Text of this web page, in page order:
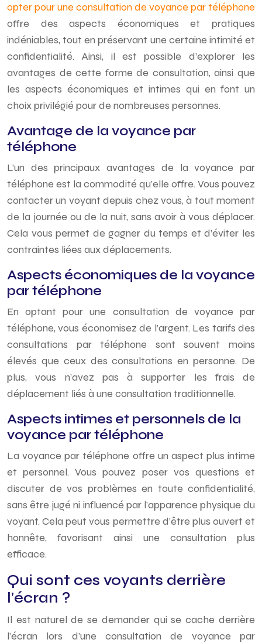
opter pour une consultation de voyance par téléphone
offre des aspects économiques et pratiques
indéniables, tout en préservant une certaine intimité et
confidentialité. Ainsi, il est possible d’explorer les
avantages de cette forme de consultation, ainsi que
les aspects économiques et intimes qui en font un
choix privilégié pour de nombreuses personnes.
Avantage de la voyance par
téléphone
L’un des principaux avantages de la voyance par
téléphone est la commodité qu’elle offre. Vous pouvez
contacter un voyant depuis chez vous, à tout moment
de la journée ou de la nuit, sans avoir à vous déplacer.
Cela vous permet de gagner du temps et d’éviter les
contraintes liées aux déplacements.
Aspects économiques de la voyance
par téléphone
En optant pour une consultation de voyance par
téléphone, vous économisez de l’argent. Les tarifs des
consultations par téléphone sont souvent moins
élevés que ceux des consultations en personne. De
plus, vous n’avez pas à supporter les frais de
déplacement liés à une consultation traditionnelle.
Aspects intimes et personnels de la
voyance par téléphone
La voyance par téléphone offre un aspect plus intime
et personnel. Vous pouvez poser vos questions et
discuter de vos problèmes en toute confidentialité,
sans être jugé ni influencé par l’apparence physique du
voyant. Cela peut vous permettre d’être plus ouvert et
honnête, favorisant ainsi une consultation plus
efficace.
Qui sont ces voyants derrière
l’écran ?
Il est naturel de se demander qui se cache derrière
l’écran lors d’une consultation de voyance par